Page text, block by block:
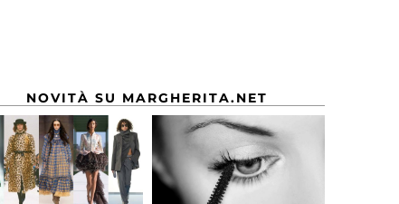
NOVITÀ SU MARGHERITA.NET